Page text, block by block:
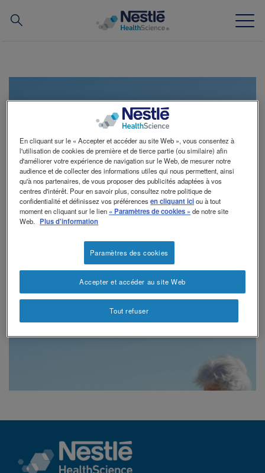
Nos marques
Outils
Prise en charge des coûts
revamp
Social
Changer de thème
Inscrivez-vous et
découvrez-en plus sur la
dysphagie
Inscrivez-vous à notre newsletter pour en
savoir plus sur la dysphagie, trouvez des
astuces qui peuvent vous aider à gérer les
et des recettes de tous les jours.
En cliquant sur le « Accepter et accéder au site Web », vous consentez à
l'utilisation de cookies de première et de tierce partie (ou similaire) afin
d'améliorer votre expérience de navigation sur le Web, de mesurer notre
audience et de collecter des informations utiles qui nous permettent, ainsi
qu'à nos partenaires, de vous proposer des publicités adaptées à vos
centres d'intérêt. Pour en savoir plus, consultez notre politique de
confidentialité et définissez vos préférencesen cliquant iciou à tout
moment en cliquant sur le lien « Paramètres de cookies »de notre site
Web. Plus d'information
Paramètres des cookies
Tout refuser
Accepter et accéder au site Web